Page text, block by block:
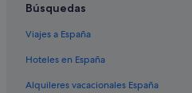
Búsquedas
Viajes a España
Hoteles en España
Alquileres vacacionales España